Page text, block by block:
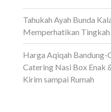
Tahukah Ayah Bunda
Memperhatikan Tingkah
Harga Aqiqah Bandung-
Catering Nasi Box Enak
Kirim sampai Rumah